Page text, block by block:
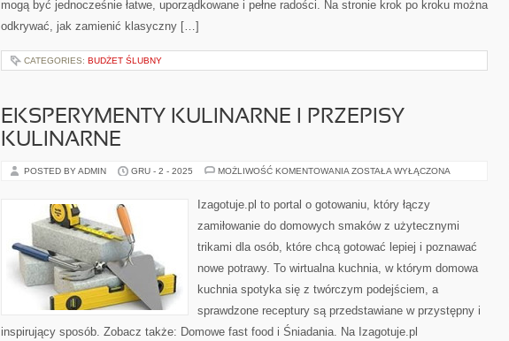
mogą być jednocześnie łatwe, uporządkowane i pełne radości. Na stronie krok po kroku można
odkrywać, jak zamienić klasyczny […]
CATEGORIES: BUDŻET ŚLUBNY
EKSPERYMENTY KULINARNE I PRZEPISY
KULINARNE
POSTED BY ADMIN GRU - 2 - 2025 MOŻLIWOŚĆ KOMENTOWANIA EKSPERYMENTY
PRZEPISY
KULINARNE
ZOSTAŁA WYŁĄCZONA
Izagotuje.pl to portal o gotowaniu, który łączy
zamiłowanie do domowych smaków z użytecznymi
trikami dla osób, które chcą gotować lepiej i poznawać
nowe potrawy. To wirtualna kuchnia, w którym domowa
kuchnia spotyka się z twórczym podejściem, a
sprawdzone receptury są przedstawiane w przystępny i
inspirujący sposób. Zobacz także: Domowe fast food i Śniadania. Na Izagotuje.pl